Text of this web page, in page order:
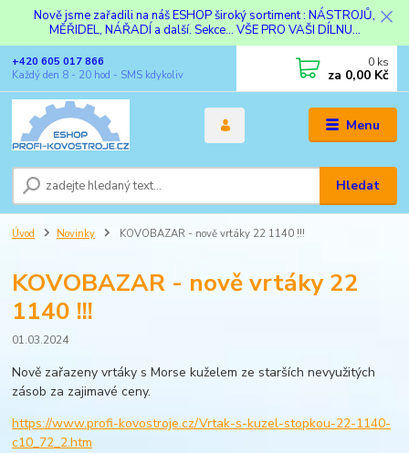
Nově jsme zařadili na náš ESHOP široký sortiment : NÁSTROJŮ,
MĚŘIDEL, NÁŘADÍ a další. Sekce... VŠE PRO VAŠI DÍLNU...
Menu
Hledat
+420 605 017 866
Každý den 8 - 20 hod - SMS kdykoliv
0 ks
za 0,00 Kč
Úvod Novinky KOVOBAZAR - nově vrtáky 22 1140 !!!
KOVOBAZAR - nově vrtáky 22
1140 !!!
01.03.2024
Nově zařazeny vrtáky s Morse kuželem ze starších nevyužitých
zásob za zajimavé ceny.
https://www.profi-kovostroje.cz/Vrtak-s-kuzel-stopkou-22-1140-
c10_72_2.htm